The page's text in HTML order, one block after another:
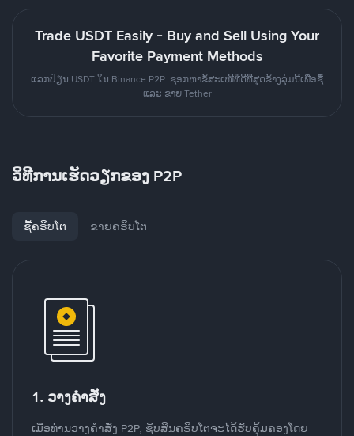
Trade USDT Easily - Buy and Sell Using Your
Favorite Payment Methods
ແລກປ່ຽນ USDT ໃນ Binance P2P. ຊອກຫາຂໍ້ສະເໜີທີ່ດີທີ່ສຸດຂ້າງລຸ່ມນີ້ເພື່ອຊື້
ແລະ ຂາຍ Tether
ວິທີການເຮັດວຽກຂອງ P2P
ຊື້ຄຣິບໂຕ ຂາຍຄຣິບໂຕ
1. ວາງຄໍາສັ່ງ
ເມື່ອທ່ານວາງຄໍາສັ່ງ P2P, ຊັບສິນຄຣິບໂຕຈະໄດ້ຮັບຄຸ້ມຄອງໂດຍ